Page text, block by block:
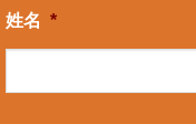
姓名 *